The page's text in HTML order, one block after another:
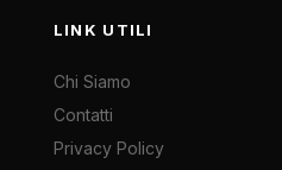
LINK UTILI
Chi Siamo
Contatti
Privacy Policy